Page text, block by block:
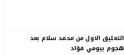
التعليق الاول من محمد سلام بعد
هجوم بيومي فؤاد